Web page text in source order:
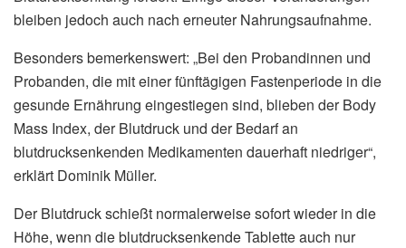
bleiben jedoch auch nach erneuter Nahrungsaufnahme.
Besonders bemerkenswert: „Bei den Probandinnen und
Probanden, die mit einer fünftägigen Fastenperiode in die
gesunde Ernährung eingestiegen sind, blieben der Body
Mass Index, der Blutdruck und der Bedarf an
blutdrucksenkenden Medikamenten dauerhaft niedriger“,
erklärt Dominik Müller.
Der Blutdruck schießt normalerweise sofort wieder in die
Höhe, wenn die blutdrucksenkende Tablette auch nur